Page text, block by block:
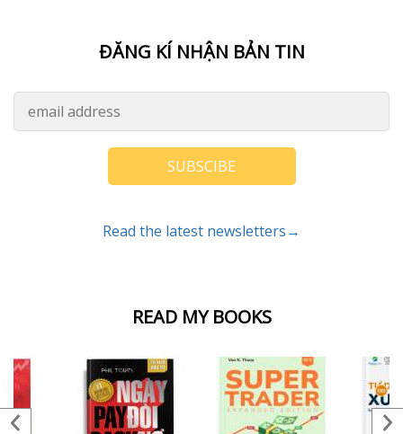
READ MY BOOKS
ĐĂNG KÍ NHẬN BẢN TIN
SUBSCIBE
Read the latest newsletters→